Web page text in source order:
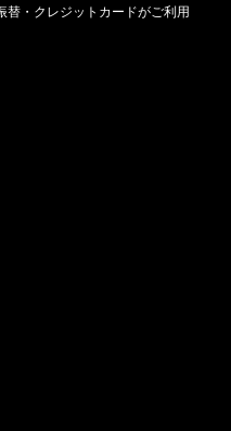
替・クレジットカードがご利用